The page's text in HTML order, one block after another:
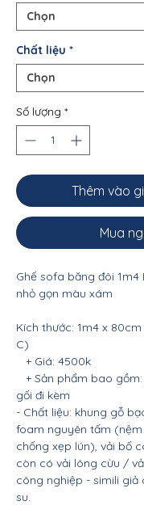
Chất liệu *
Số lượng *
Thêm vào
Mua
Ghế sofa băng đôi 1m4
nhỏ gọn màu xám
Kích thước: 1m4 x
C)
+ Giá: 4500k
+ Sản phẩm bao
gối đi kèm
- Chất liệu: khung gỗ
foam nguyên tấm
chống xẹp lún), vải bố
còn có vải lông cừu /
công nghiệp - simili
su.